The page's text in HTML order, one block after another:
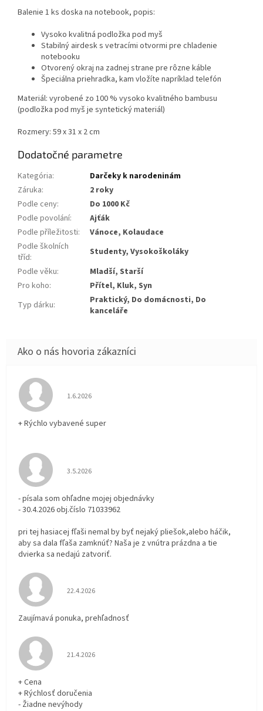
Balenie 1 ks doska na notebook, popis:
Vysoko kvalitná podložka pod myš
Stabilný airdesk s vetracími otvormi pre chladenie
notebooku
Otvorený okraj na zadnej strane pre rôzne káble
Špeciálna priehradka, kam vložíte napríklad telefón
Materiál: vyrobené zo 100 % vysoko kvalitného bambusu
(podložka pod myš je syntetický materiál)
Rozmery: 59 x 31 x 2 cm
Dodatočné parametre
Kategória:
Darčeky k narodeninám
Záruka:
2 roky
Podle ceny:
Do 1000 Kč
Podle povolání:
Ajťák
Podle příležitosti:
Vánoce, Kolaudace
Podle školních
tříd:
Studenty, Vysokoškoláky
Podle věku:
Mladší, Starší
Pro koho:
Přítel, Kluk, Syn
Typ dárku:
Praktický, Do domácnosti, Do
kanceláře
Hodnotenie obchodu je 5 z 5 hviezdičiek.
1.6.2026
+ Rýchlo vybavené super
Hodnotenie obchodu je 3 z 5 hviezdičiek.
3.5.2026
- písala som ohľadne mojej objednávky
- 30.4.2026 obj.číslo 71033962
pri tej hasiacej fľaši nemal by byť nejaký pliešok,alebo háčik,
aby sa dala fľaša zamknúť? Naša je z vnútra prázdna a tie
dvierka sa nedajú zatvoriť.
Hodnotenie obchodu je 5 z 5 hviezdičiek.
22.4.2026
Zaujímavá ponuka, prehľadnosť
Hodnotenie obchodu je 5 z 5 hviezdičiek.
21.4.2026
+ Cena
+ Rýchlosť doručenia
- Žiadne nevýhody